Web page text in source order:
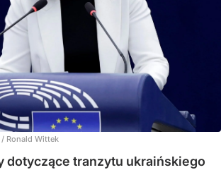
/ Ronald Wittek
dotyczące tranzytu ukraińskiego